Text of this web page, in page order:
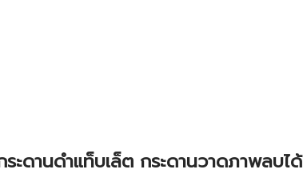
ะดานดำแท็บเล็ต กระดานวาดภาพลบไ